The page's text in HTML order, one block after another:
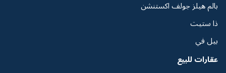
بالم هيلز جولف اكستنشن
ذا ستيت
بيل في
عقارات للبيع